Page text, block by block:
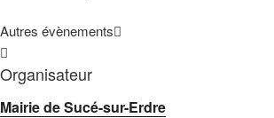
Autres évènements
Organisateur
Mairie de Sucé-sur-Erdre